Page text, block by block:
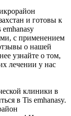
и готовы к
с применением
о нашей
узнайте о том,
лечении у нас
клиники в
в Tis emhanasy.